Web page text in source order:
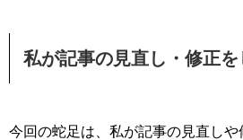
私が記事の見直し・修正
今回の蛇足は、私が記事の見直し